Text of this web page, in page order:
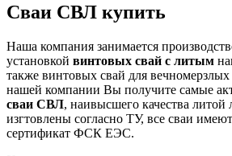
Сваи СВЛ купить
Наша компания занимается
установкой винтовых свай с литым
также винтовых свай для
нашей компании Вы получите самые
сваи СВЛ, наивысшего качества литой
изгтовлены согласно ТУ, все сваи
сертификат ФСК ЕЭС.